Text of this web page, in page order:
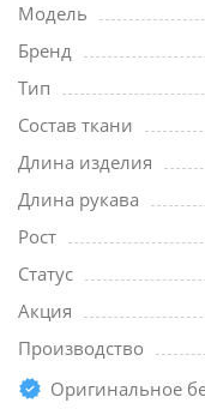
Модель
Бренд
Тип
Состав ткани
Длина изделия
Длина рукава
Рост
Статус
Акция
Производство
Оригинальное